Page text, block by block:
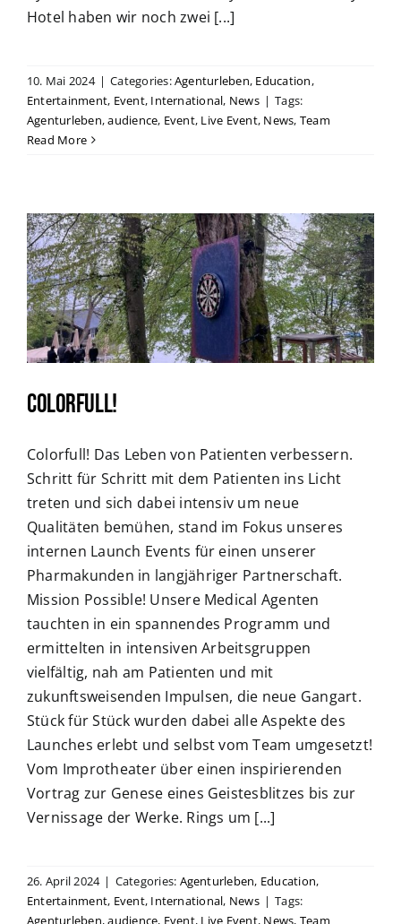
Hotel haben wir noch zwei [...]
10. Mai 2024 | Categories:Agenturleben, Education,
Entertainment, Event, International, News | Tags:
Agenturleben,audience, Event, Live Event, News, Team
Read More
Colorfull!
Colorfull! Das Leben von Patienten verbessern.
Schritt für Schritt mit dem Patienten ins Licht
treten und sich dabei intensiv um neue
Qualitäten bemühen, stand im Fokus unseres
internen Launch Events für einen unserer
Pharmakunden in langjähriger Partnerschaft.
Mission Possible! Unsere Medical Agenten
tauchten in ein spannendes Programm und
ermittelten in intensiven Arbeitsgruppen
vielfältig, nah am Patienten und mit
zukunftsweisenden Impulsen, die neue Gangart.
Stück für Stück wurden dabei alle Aspekte des
Launches erlebt und selbst vom Team umgesetzt!
Vom Improtheater über einen inspirierenden
Vortrag zur Genese eines Geistesblitzes bis zur
Vernissage der Werke. Rings um [...]
26. April 2024 | Categories: Agenturleben, Education,
Entertainment, Event, International, News | Tags:
Agenturleben,audience, Event, Live Event, News, Team